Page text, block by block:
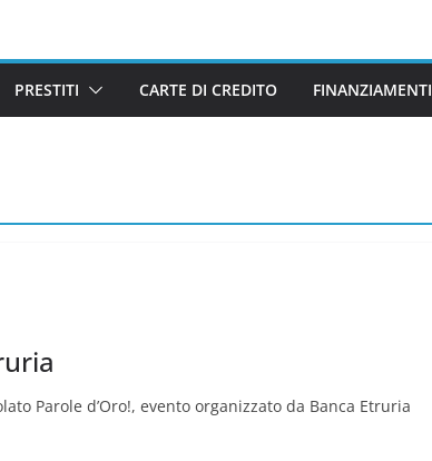
PRESTITI CARTE DI CREDITO FINANZIAMENTI
Parole d’Oro!, evento organizzato da Banca Etruria